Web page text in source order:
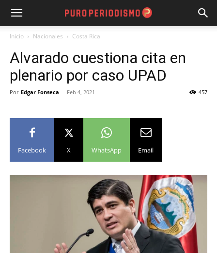
Inicio Nacionales Costa Rica
Alvarado cuestiona cita en
plenario por caso UPAD
Por Edgar Fonseca - Feb 4, 2021 457
Facebook X WhatsApp Email